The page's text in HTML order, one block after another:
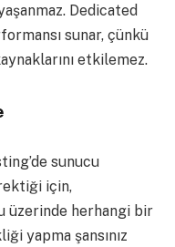
Dedicated
sunar, çünkü
etkilemez.
sunucu
için,
üzerinde herhangi bir
yapma şansınız